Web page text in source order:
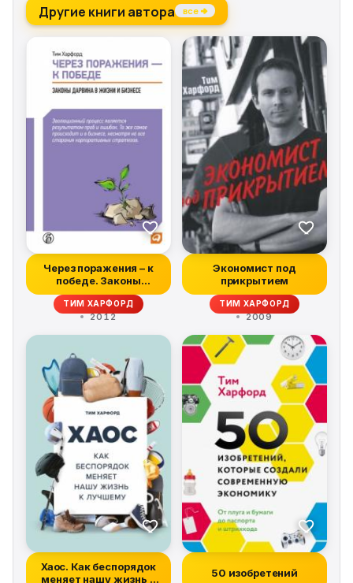
Другие книги автора все →
Через поражения – к
победе. Законы
Дарвина в жизни...
ТИМ ХАРФОРД
2012
Экономист под
прикрытием
ТИМ ХАРФОРД
2009
Хаос. Как беспорядок
меняет нашу жизнь к
50 изобретений